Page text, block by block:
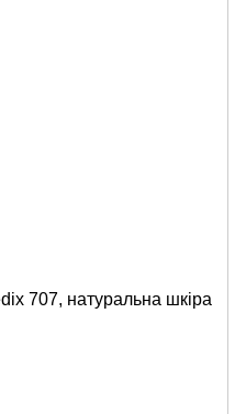
707, натуральна шкіра